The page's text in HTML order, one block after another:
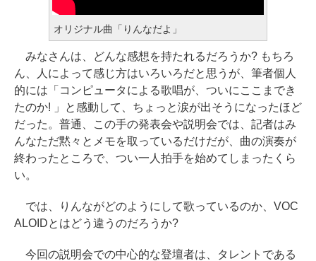
オリジナル曲「りんなだよ」
みなさんは、どんな感想を持たれるだろうか? もちろ
ん、人によって感じ方はいろいろだと思うが、筆者個人
的には「コンピュータによる歌唱が、ついにここまでき
たのか! 」と感動して、ちょっと涙が出そうになったほど
だった。普通、この手の発表会や説明会では、記者はみ
んなただ黙々とメモを取っているだけだが、曲の演奏が
終わったところで、つい一人拍手を始めてしまったくら
い。
では、りんながどのようにして歌っているのか、VOC
ALOIDとはどう違うのだろうか?
今回の説明会での中心的な登壇者は、タレントである